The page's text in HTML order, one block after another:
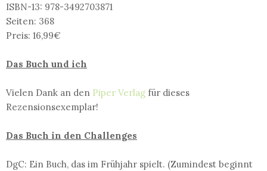
ISBN-13: 978-3492703871
Seiten: 368
Preis: 16,99€
Das Buch und ich
Vielen Dank an den Piper Verlag für dieses
Rezensionsexemplar!
Das Buch in den Challenges
DgC: Ein Buch, das im Frühjahr spielt. (Zumindest beginnt